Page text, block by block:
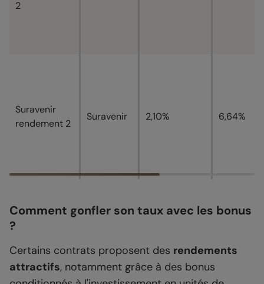
2
Suravenir
rendement 2
Suravenir 2,10% 6,64%
Comment gonfler son taux avec les bonus
?
Certains contrats proposent des rendements
attractifs, notamment grâce à des bonus